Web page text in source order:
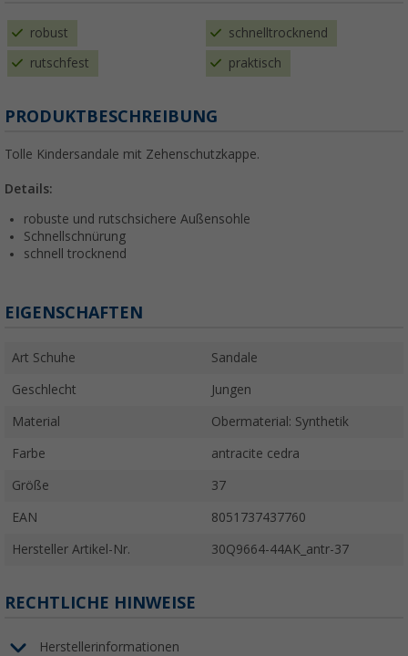
robust schnelltrocknend
rutschfest praktisch
PRODUKTBESCHREIBUNG
Tolle Kindersandale mit Zehenschutzkappe.
Details:
robuste und rutschsichere Außensohle
Schnellschnürung
schnell trocknend
EIGENSCHAFTEN
Art Schuhe Sandale
Geschlecht Jungen
Material Obermaterial: Synthetik
Farbe antracite cedra
Größe 37
EAN 8051737437760
Hersteller Artikel-Nr. 30Q9664-44AK_antr-37
RECHTLICHE HINWEISE
Herstellerinformationen